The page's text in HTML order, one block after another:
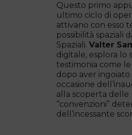
Questo primo
ultimo ciclo di
attivano con esso
possibilità spaziali
Spaziali. Valter
digitale, esplora
testimonia come
dopo aver
occasione
alla scoperta delle
“convenzioni”
dell’incessante